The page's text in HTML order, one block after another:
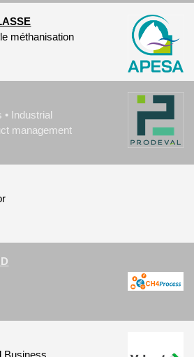
méthanisation
• Industrial
management